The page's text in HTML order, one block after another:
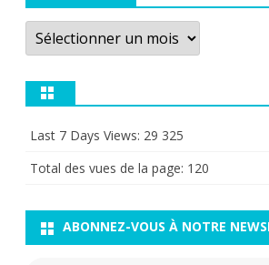
Archives
Last 7 Days Views: 29 325
Total des vues de la page: 120
ABONNEZ-VOUS À NOTRE